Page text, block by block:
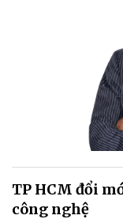
TP HCM đổi
công nghệ